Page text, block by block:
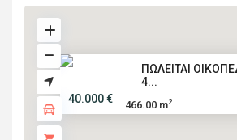
ΠΩΛΕΙΤΑΙ
4...
40.000 €
466.00 m2